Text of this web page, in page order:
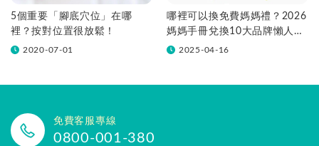
5個重要「腳底穴位」在哪
裡？按對位置很放鬆！
2020-07-01
哪裡可以換免費媽媽禮？2026
媽媽手冊兌換10大品牌懶人包
一次看！
2025-04-16
免費客服專線
0800-001-380